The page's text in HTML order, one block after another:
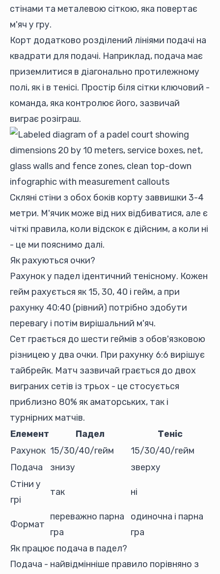
стінами та металевою сіткою, яка повертає
м'яч у гру.
Корт додатково розділений лініями подачі на
квадрати для подачі. Наприклад, подача має
приземлитися в діагонально протилежному
полі, як і в тенісі. Простір біля сітки ключовий -
команда, яка контролює його, зазвичай
виграє розіграш.
Скляні стіни з обох боків корту заввишки 3-4
метри. М'ячик може від них відбиватися, але є
чіткі правила, коли відскок є дійсним, а коли ні
- це ми пояснимо далі.
Як рахуються очки?
Рахунок у падел ідентичний тенісному. Кожен
гейм рахується як 15, 30, 40 і гейм, а при
рахунку 40:40 (рівний) потрібно здобути
перевагу і потім вирішальний м'яч.
Сет грається до шести геймів з обов'язковою
різницею у два очки. При рахунку 6:6 вирішує
тайбрейк. Матч зазвичай грається до двох
виграних сетів із трьох - це стосується
приблизно 80% як аматорських, так і
турнірних матчів.
Елемент
Падел
Теніс
Рахунок 15/30/40/гейм
15/30/40/гейм
Подача
знизу
зверху
Стіни у
грі
так ні
Формат
переважно парна
гра
одиночна і парна
гра
Як працює подача в падел?
Подача - найвідмінніше правило порівняно з